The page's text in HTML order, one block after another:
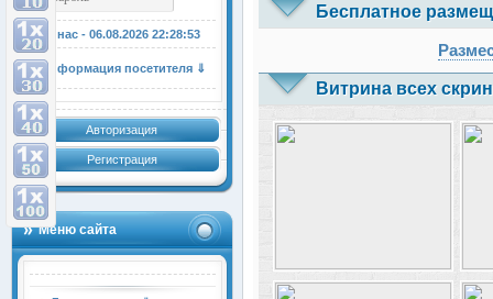
У нас - 06.08.2026 22:28:54
Информация посетителя ⇓
Авторизация
Регистрация
Меню сайта
Бесплатное
Витрина всех